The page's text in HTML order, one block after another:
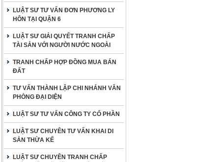
LUẬT SƯ TƯ VẤN ĐƠN PHƯƠNG LY
HÔN TẠI QUẬN 6
LUẬT SƯ GIẢI QUYẾT TRANH CHẤP
TÀI SẢN VỚI NGƯỜI NƯỚC NGOÀI
TRANH CHẤP HỢP ĐỒNG MUA BÁN
ĐẤT
TƯ VẤN THÀNH LẬP CHI NHÁNH VĂN
PHÒNG ĐẠI DIỆN
LUẬT SƯ TƯ VẤN CÔNG TY CỔ PHẦN
LUẬT SƯ CHUYÊN TƯ VẤN KHAI DI
SẢN THỪA KẾ
LUẬT SƯ CHUYÊN TRANH CHẤP